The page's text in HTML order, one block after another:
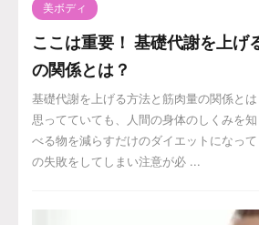
美ボディ
ここは重要！ 基礎代謝を上げ
の関係とは？
基礎代謝を上げる方法と筋肉量の関係と
思ってていても、人間の身体のしくみを
べる物を減らすだけのダイエットになっ
の失敗をしてしまい注意が必 ...